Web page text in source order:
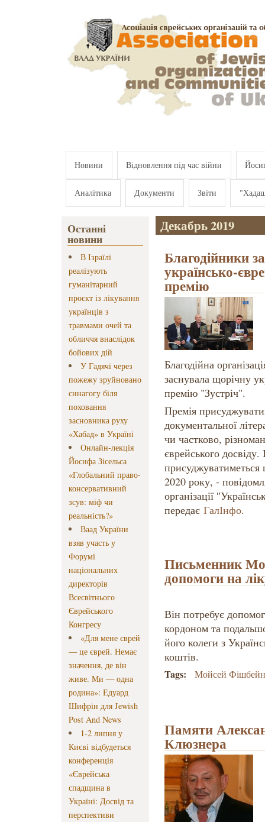
Новини Відновлення під час війни
Аналітика Документи Звіти
Останні
новини
В Ізраїлі
реалізують
гуманітарний
проєкт із лікування
українців з
травмами очей та
обличчя внаслідок
бойових дій
У Гадячі через
пожежу зруйновано
синагогу біля
поховання
засновника руху
«Хабад» в Україні
Онлайн-лекція
Йосифа Зісельса
«Глобальний право-
консервативний
зсув: міф чи
реальність?»
Ваад України
взяв участь у
Форумі
національних
директорів
Всесвітнього
Єврейського
Конгресу
«Для мене єврей
— це єврей. Немає
значення, де він
живе. Ми — одна
родина»: Едуард
Шифрін для Jewish
Post And News
1-2 липня у
Києві відбудеться
конференція
«Єврейська
спадщина в
Україні: Досвід та
перспективи
Декабрь 2019
Благодійники
українсько-
премію
Благодійна
заснувала щорічну
премію "Зустріч".
Премія
документальної
чи частково,
єврейського
2020 року, -
організації
передаєГалІнфо.
Письменник
допомоги на
Він потребує
кордоном та
його колеги з
коштів.
Tags: Мойсей Фішбейн
Памяти
Клюзнера